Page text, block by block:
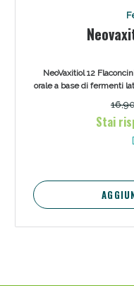
NeoVaxitiol 12
orale a base di fermenti
gruppo B.
Stai